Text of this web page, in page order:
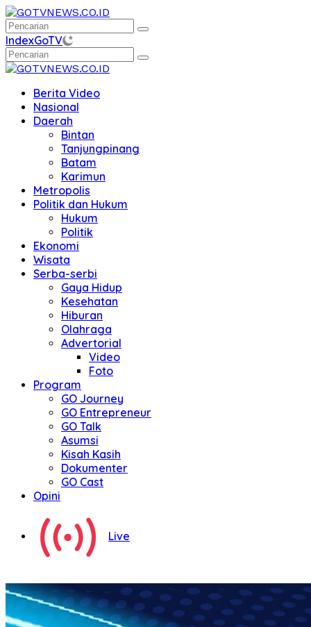
Langsung
ke
konten
IndexGoTV
Berita Video
Nasional
Daerah
Bintan
Tanjungpinang
Batam
Karimun
Metropolis
Politik dan Hukum
Hukum
Politik
Ekonomi
Wisata
Serba-serbi
Gaya Hidup
Kesehatan
Hiburan
Olahraga
Advertorial
Video
Foto
Program
GO Journey
GO Entrepreneur
GO Talk
Asumsi
Kisah Kasih
Dokumenter
GO Cast
Opini
Live